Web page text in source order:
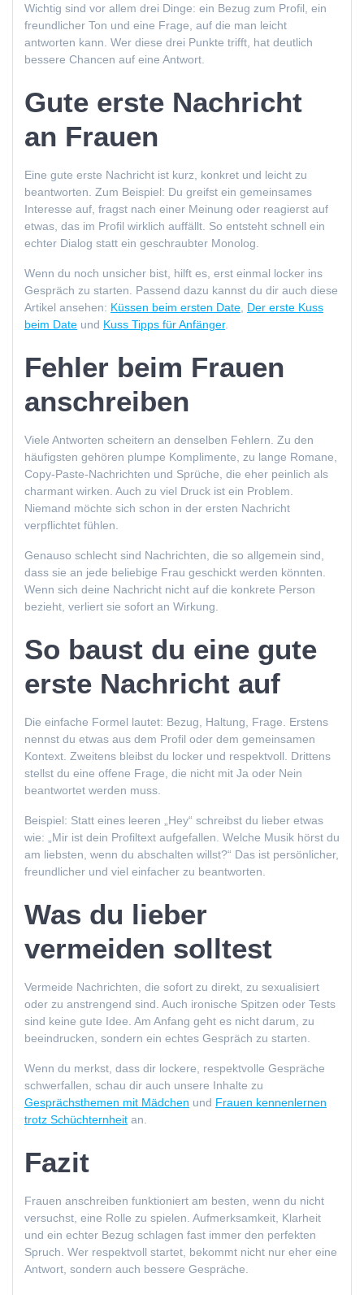
Wichtig sind vor allem drei Dinge: ein Bezug zum Profil, ein
freundlicher Ton und eine Frage, auf die man leicht
antworten kann. Wer diese drei Punkte trifft, hat deutlich
bessere Chancen auf eine Antwort.
Gute erste Nachricht
an Frauen
Eine gute erste Nachricht ist kurz, konkret und leicht zu
beantworten. Zum Beispiel: Du greifst ein gemeinsames
Interesse auf, fragst nach einer Meinung oder reagierst auf
etwas, das im Profil wirklich auffällt. So entsteht schnell ein
echter Dialog statt ein geschraubter Monolog.
Wenn du noch unsicher bist, hilft es, erst einmal locker ins
Gespräch zu starten. Passend dazu kannst du dir auch diese
Artikel ansehen: Küssen beim ersten Date Der erste Kuss
beim Date und Kuss Tipps für Anfänger.
Fehler beim Frauen
anschreiben
Viele Antworten scheitern an denselben Fehlern. Zu den
häufigsten gehören plumpe Komplimente, zu lange Romane,
Copy-Paste-Nachrichten und Sprüche, die eher peinlich als
charmant wirken. Auch zu viel Druck ist ein Problem.
Niemand möchte sich schon in der ersten Nachricht
verpflichtet fühlen.
Genauso schlecht sind Nachrichten, die so allgemein sind,
dass sie an jede beliebige Frau geschickt werden könnten.
Wenn sich deine Nachricht nicht auf die konkrete Person
bezieht, verliert sie sofort an Wirkung.
So baust du eine gute
erste Nachricht auf
Die einfache Formel lautet: Bezug, Haltung, Frage. Erstens
nennst du etwas aus dem Profil oder dem gemeinsamen
Kontext. Zweitens bleibst du locker und respektvoll. Drittens
stellst du eine offene Frage, die nicht mit Ja oder Nein
beantwortet werden muss.
Beispiel: Statt eines leeren „Hey“ schreibst du lieber etwas
wie: „Mir ist dein Profiltext aufgefallen. Welche Musik hörst du
am liebsten, wenn du abschalten willst?“ Das ist persönlicher,
freundlicher und viel einfacher zu beantworten.
Was du lieber
vermeiden solltest
Vermeide Nachrichten, die sofort zu direkt, zu sexualisiert
oder zu anstrengend sind. Auch ironische Spitzen oder Tests
sind keine gute Idee. Am Anfang geht es nicht darum, zu
beeindrucken, sondern ein echtes Gespräch zu starten.
Wenn du merkst, dass dir lockere, respektvolle Gespräche
schwerfallen, schau dir auch unsere Inhalte zu
Gesprächsthemen mit Mädchen und Frauen kennenlernen
trotz Schüchternheit an.
Fazit
Frauen anschreiben funktioniert am besten, wenn du nicht
versuchst, eine Rolle zu spielen. Aufmerksamkeit, Klarheit
und ein echter Bezug schlagen fast immer den perfekten
Spruch. Wer respektvoll startet, bekommt nicht nur eher eine
Antwort, sondern auch bessere Gespräche.